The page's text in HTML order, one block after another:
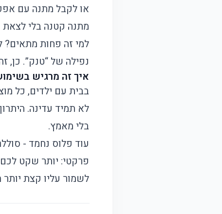
או לקבל מתנה עם
מתנה קטנה בלי לצאת
למי זה פחות מתאים?
נפילה של “טנק”.
איך זה מרגיש
בבית עם ילדים, כל
לא תמיד עדינה.
בלי מאמץ.
עוד פלוס נחמד -
פרקטי: יותר שקט
לשמור עליו קצת